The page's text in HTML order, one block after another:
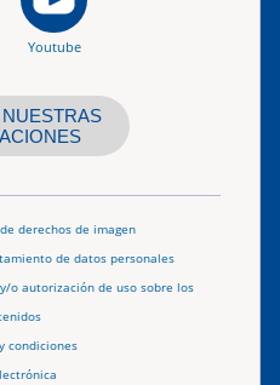
Youtube
derechos de imagen
de datos personales
o autorización de uso sobre los
condiciones